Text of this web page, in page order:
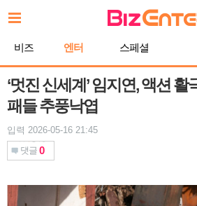
문
비즈 엔터 스페셜
‘멋진 신세계’ 임지연, 액션
패들 추풍낙엽
입력 2026-05-16 21:45
댓글 0